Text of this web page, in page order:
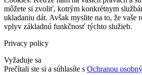
môžete si zvoliť, kotrým konkrétnym
ukladaniu dát. Avšak myslite na to, že vaše
vplyv základnú funkčnosť týchto služieb.
Privacy policy
Vyžaduje sa
Prečítali ste si a súhlasíte s Ochranou